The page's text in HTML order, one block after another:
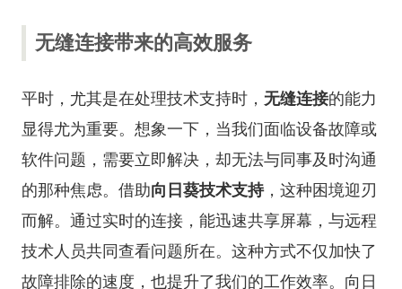
无缝连接带来的高效服务
平时，尤其是在处理技术支持时， 无缝连接的能力
显得尤为重要。想象一下，当我们面临设备故障或
软件问题，需要立即解决，却无法与同事及时沟通
的那种焦虑。借助向日葵技术支持，这种困境迎刃
而解。通过实时的连接，能迅速共享屏幕，与远程
技术人员共同查看问题所在。这种方式不仅加快了
故障排除的速度，也提升了我们的工作效率。 向日